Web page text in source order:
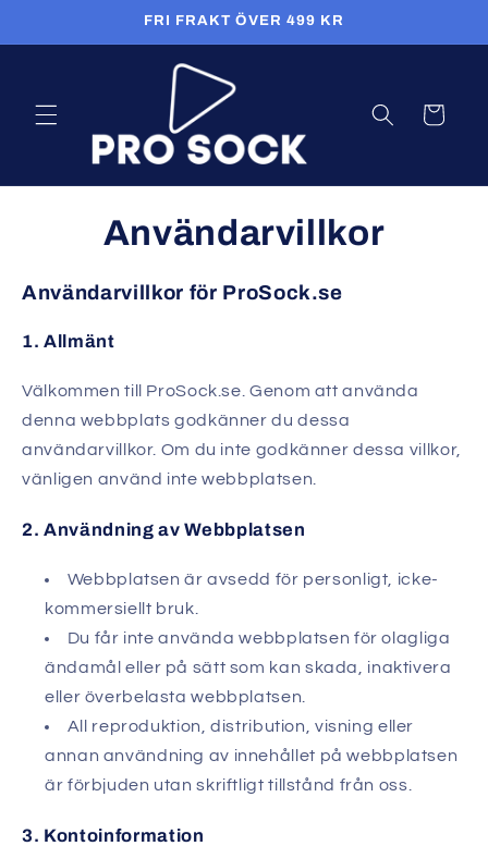
FRI FRAKT ÖVER 499 KR
Varukorg
Användarvillkor
Användarvillkor för ProSock.se
1. Allmänt
Välkommen till ProSock.se. Genom att använda
denna webbplats godkänner du dessa
användarvillkor. Om du inte godkänner dessa villkor,
vänligen använd inte webbplatsen.
2. Användning av Webbplatsen
Webbplatsen är avsedd för personligt, icke-
kommersiellt bruk.
Du får inte använda webbplatsen för olagliga
ändamål eller på sätt som kan skada, inaktivera
eller överbelasta webbplatsen.
All reproduktion, distribution, visning eller
annan användning av innehållet på webbplatsen
är förbjuden utan skriftligt tillstånd från oss.
3. Kontoinformation